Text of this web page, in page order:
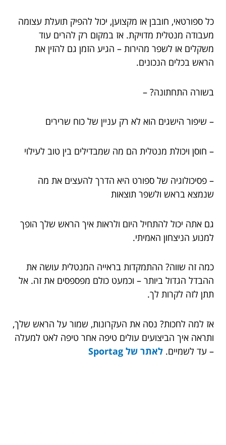
כל ספורטאי, חובבן או מקצוען, יכול להפיק תועלת עצומה
מעבודה מנטלית מדויקת. אז במקום רק להרים עוד
משקלים או לשפר מהירות – הגיע הזמן גם להזין את
הראש בכלים הנכונים.
בשורה התחתונה? –
– שיפור הישגים הוא לא רק עניין של כוח שרירים
– חוסן ויכולת מנטלית הם מה שמבדילים בין טוב לעילוי
– פסיכולוגיה של ספורט היא הדרך להעצים את מה
שנמצא בראש ולשפר תוצאות
גם אתה יכול להתחיל היום ולראות איך הראש שלך הופך
למנוע הניצחון האמיתי.
כמה זה שווה? ההתמקדות בראייה המנטלית עושה את
ההבדל הגדול ביותר – וכמעט כולם מפספסים את זה. אל
תתן לזה לקרות לך.
אז למה לחכות? נסה את העקרונות, שמור על הראש שלך,
ותראה איך הביצועים עולים טיפה אחר טיפה לאט למעלה
– עד לשמיים. לאתר של Sportag